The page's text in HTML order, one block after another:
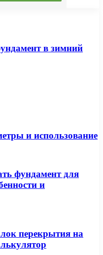
в зимний
и использование
фундамент для
и
перекрытия на